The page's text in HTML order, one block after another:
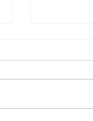
Πρόγραμμα
04/08/2026